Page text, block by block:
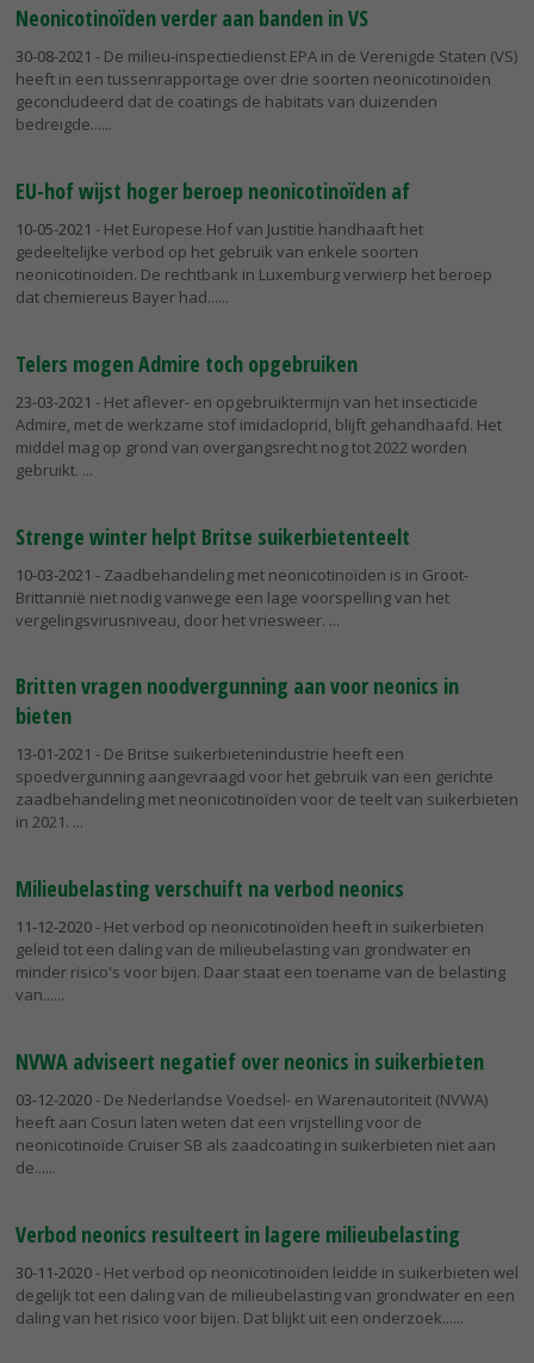
Neonicotinoïden verder aan banden in VS
30-08-2021 - De milieu-inspectiedienst EPA in de Verenigde Staten (VS)
heeft in een tussenrapportage over drie soorten neonicotinoïden
geconcludeerd dat de coatings de habitats van duizenden
bedreigde...
EU-hof wijst hoger beroep neonicotinoïden af
10-05-2021 - Het Europese Hof van Justitie handhaaft het
gedeeltelijke verbod op het gebruik van enkele soorten
neonicotinoïden. De rechtbank in Luxemburg verwierp het beroep
dat chemiereus Bayer had...
Telers mogen Admire toch opgebruiken
23-03-2021 - Het aflever- en opgebruiktermijn van het insecticide
Admire, met de werkzame stof imidacloprid, blijft gehandhaafd. Het
middel mag op grond van overgangsrecht nog tot 2022 worden
gebruikt.
Strenge winter helpt Britse suikerbietenteelt
10-03-2021 - Zaadbehandeling met neonicotinoïden is in Groot-
Brittannië niet nodig vanwege een lage voorspelling van het
vergelingsvirusniveau, door het vriesweer.
Britten vragen noodvergunning aan voor neonics in
bieten
13-01-2021 - De Britse suikerbietenindustrie heeft een
spoedvergunning aangevraagd voor het gebruik van een gerichte
zaadbehandeling met neonicotinoïden voor de teelt van suikerbieten
in 2021.
Milieubelasting verschuift na verbod neonics
11-12-2020- Het verbod op neonicotinoïden heeft in suikerbieten
geleid tot een daling van de milieubelasting van grondwater en
minder risico's voor bijen. Daar staat een toename van de belasting
van...
NVWA adviseert negatief over neonics in suikerbieten
03-12-2020- De Nederlandse Voedsel- en Warenautoriteit (NVWA)
heeft aan Cosun laten weten dat een vrijstelling voor de
neonicotinoïde Cruiser SB als zaadcoating in suikerbieten niet aan
de...
Verbod neonics resulteert in lagere milieubelasting
30-11-2020- Het verbod op neonicotinoïden leidde in suikerbieten wel
degelijk tot een daling van de milieubelasting van grondwater en een
daling van het risico voor bijen. Dat blijkt uit een onderzoek...